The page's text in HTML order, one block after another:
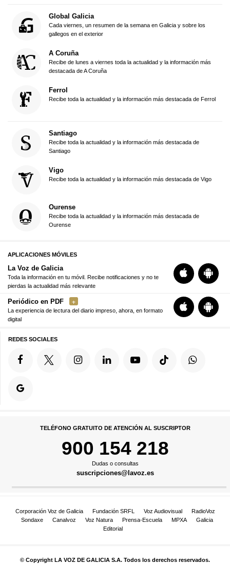
Global Galicia
Cada viernes, un resumen de la semana en Galicia y sobre los
gallegos en el exterior
A Coruña
Recibe de lunes a viernes toda la actualidad y la información más
destacada de A Coruña
Ferrol
Recibe toda la actualidad y la información más destacada de Ferrol
Santiago
Recibe toda la actualidad y la información más destacada de
Santiago
Vigo
Recibe toda la actualidad y la información más destacada de Vigo
Ourense
Recibe toda la actualidad y la información más destacada de
Ourense
APLICACIONES MÓVILES
La Voz de Galicia
Toda la información en tu móvil. Recibe notificaciones y no te
pierdas la actualidad más relevante
Periódico en PDF
La experiencia de lectura del diario impreso, ahora, en formato
digital
REDES SOCIALES
TELÉFONO GRATUITO DE ATENCIÓN AL SUSCRIPTOR
900 154 218
Dudas o consultas
suscripciones@lavoz.es
Corporación Voz de Galicia Fundación SRFL Voz Audiovisual
RadioVoz
Sondaxe
Canalvoz Voz Natura Prensa-Escuela MPXA
Galicia
Editorial
© Copyright LA VOZ DE GALICIA S.A. Todos los derechos reservados.